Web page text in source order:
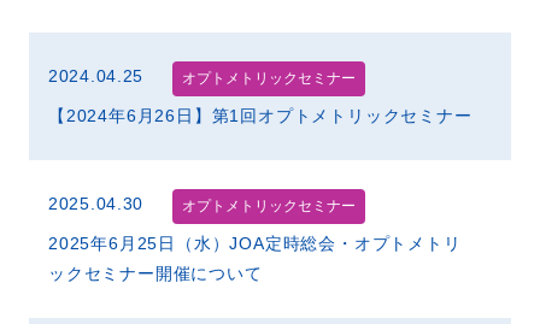
2024.04.25 オプトメトリックセミナー
【2024年6月26日】第1回オプトメトリックセミナー
2025.04.30 オプトメトリックセミナー
2025年6月25日（水）JOA定時総会・オプトメトリ
ックセミナー開催について